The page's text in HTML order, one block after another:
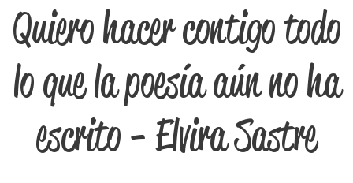
Quiero hacer contigo todo
lo que la poesía aún no ha
escrito - Elvira Sastre